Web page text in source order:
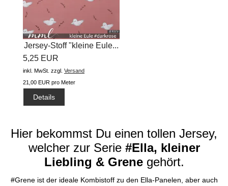
Jersey-Stoff "kleine Eule...
5,25 EUR
inkl. MwSt. zzgl. Versand
21,00 EUR pro Meter
Details
Hier bekommst Du einen tollen Jersey,
welcher zur Serie #Ella, kleiner
Liebling & Grene gehört.
#Grene ist der ideale Kombistoff zu den Ella-Panelen, aber auch